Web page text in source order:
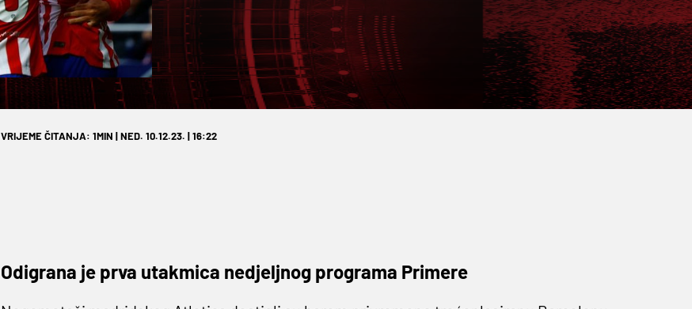
VRIJEME ČITANJA: 1MIN | NED. 10.12.23. | 16:22
Odigrana je prva utakmica nedjeljnog programa Primere